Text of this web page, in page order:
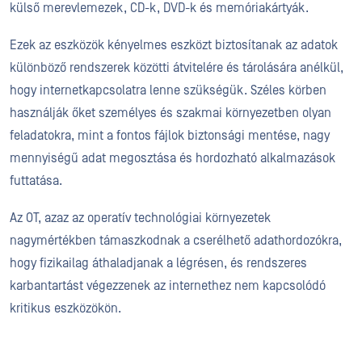
külső merevlemezek, CD-k, DVD-k és memóriakártyák.
Ezek az eszközök kényelmes eszközt biztosítanak az adatok
különböző rendszerek közötti átvitelére és tárolására anélkül,
hogy internetkapcsolatra lenne szükségük. Széles körben
használják őket személyes és szakmai környezetben olyan
feladatokra, mint a fontos fájlok biztonsági mentése, nagy
mennyiségű adat megosztása és hordozható alkalmazások
futtatása.
Az OT, azaz az operatív technológiai környezetek
nagymértékben támaszkodnak a cserélhető adathordozókra,
hogy fizikailag áthaladjanak a légrésen, és rendszeres
karbantartást végezzenek az internethez nem kapcsolódó
kritikus eszközökön.